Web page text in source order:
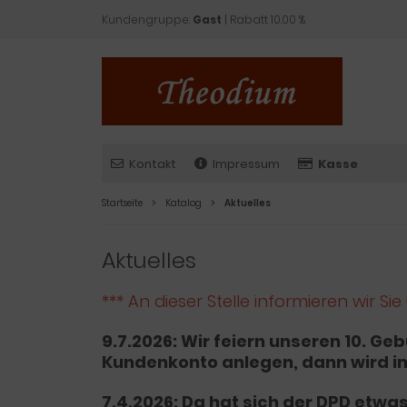
Kundengruppe: Gast | Rabatt 10.00 %
Kontakt Impressum Kasse
Startseite Katalog Aktuelles
Aktuelles
*** An dieser Stelle informieren wir
9.7.2026: Wir feiern unseren 10.
Kundenkonto anlegen, dann wird
7.4.2026: Da hat sich der DPD